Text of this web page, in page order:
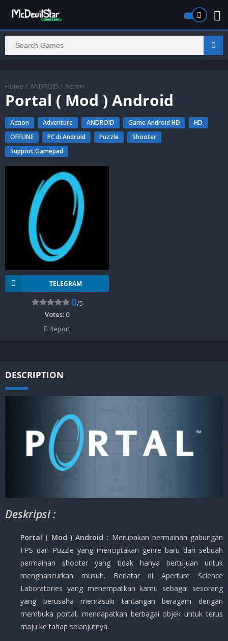
Home / ANDROID / Action
Portal ( Mod ) Android
Action Adventure ANDROID Game Android HD
HD
OFFLINE
PC di Android Puzzle
Shooter
Support Gamepad
TELEGRAM
0/5
Votes: 0
Report
DESCRIPTION
Deskripsi :
Portal ( Mod ) Android : Merupakan permainan gabungan
FPS dan Puzzle yang menciptakan genre baru dari sebuah
permainan shooter yang tidak hanya bertujuan untuk
menghancurkan musuh. Berlatar di Aperture Science
Laboratories yang menempatkan kamu sebagai sesorang
yang berusaha memasuki tantangan beragam dengan
membuka portal, mendapatkan berbagai objek untuk terus
maju ke tahap selanjutnya.